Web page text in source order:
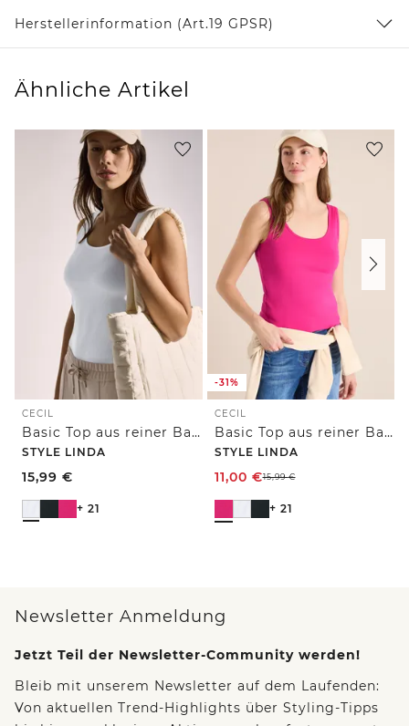
Herstellerinformation (Art.19 GPSR)
Ähnliche Artikel
CECIL
Basic Top aus reiner Baumwolle
STYLE LINDA
15,99 €
+ 21
-31%
CECIL
Basic Top aus reiner Baumwolle
STYLE LINDA
11,00 €15,99€
+ 21
Newsletter Anmeldung
Jetzt Teil der Newsletter-Community werden!
Bleib mit unserem Newsletter auf dem Laufenden:
Von aktuellen Trend-Highlights über Styling-Tipps